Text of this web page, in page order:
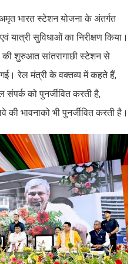
अमृत भारत स्टेशन योजना के अंतर्गत
यात्री सुविधाओं का निरीक्षण किया।
शुरुआत सांतरागाछी स्टेशन से
रेल मंत्री के वक्तव्य में कहते हैं,
को पुनर्जीवित करती है,
की भावनाको भी पुनर्जीवित करती है।